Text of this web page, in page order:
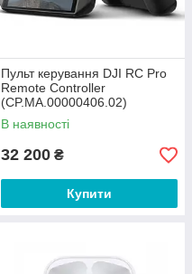
Пульт керування DJI RC Pro
Remote Controller
(CP.MA.00000406.02)
В наявності
32 200 ₴
Купити